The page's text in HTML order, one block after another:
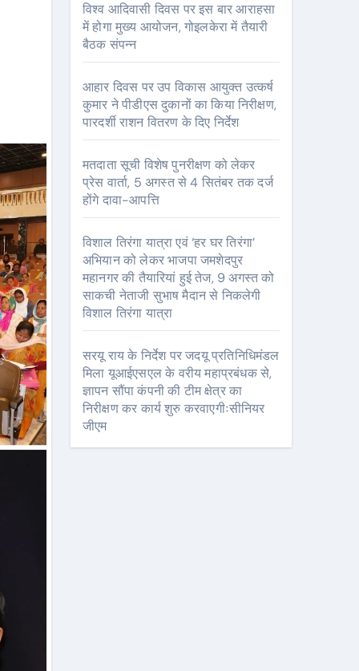
विश्व आदिवासी दिवस पर इस बार आराहसा
में होगा मुख्य आयोजन, गोइलकेरा में तैयारी
बैठक संपन्न
आहार दिवस पर उप विकास आयुक्त उत्कर्ष
कुमार ने पीडीएस दुकानों का किया निरीक्षण,
पारदर्शी राशन वितरण के दिए निर्देश
मतदाता सूची विशेष पुनरीक्षण को लेकर
प्रेस वार्ता, 5 अगस्त से 4 सितंबर तक दर्ज
होंगे दावा-आपत्ति
विशाल तिरंगा यात्रा एवं ‘हर घर तिरंगा’
अभियान को लेकर भाजपा जमशेदपुर
महानगर की तैयारियां हुई तेज, 9 अगस्त को
साकची नेताजी सुभाष मैदान से निकलेगी
विशाल तिरंगा यात्रा
सरयू राय के निर्देश पर जदयू प्रतिनिधिमंडल
मिला यूआईएसएल के वरीय महाप्रबंधक से,
ज्ञापन सौंपा कंपनी की टीम क्षेत्र का
निरीक्षण कर कार्य शुरु करवाएगीःसीनियर
जीएम